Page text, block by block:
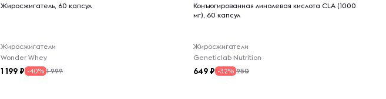
Жиросжигатель, 60 капсул
Жиросжигатели
Wonder Whey
1 199 -40% 1 999
Конъюгированная линолевая кислота CLA (1000
мг), 60 капсул
Жиросжигатели
Geneticlab Nutrition
649 -32% 950